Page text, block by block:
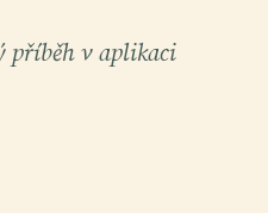
příběh v aplikaci